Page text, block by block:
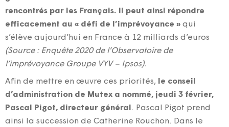
rencontrés par les Français.
Il peut ainsi répondre
efficacement au « défi de l’imprévoyance » qui
s’élève aujourd’hui en France à 12 milliards d’euros
(Source : Enquête 2020 de l’Observatoire de
l’imprévoyance Groupe VYV – Ipsos).
Afin de mettre en œuvre ces priorités,
le conseil
d’administration de Mutex a nommé, jeudi 3 février,
Pascal Pigot, directeur général . Pascal Pigot prend
ainsi la succession de Catherine Rouchon. Dans le